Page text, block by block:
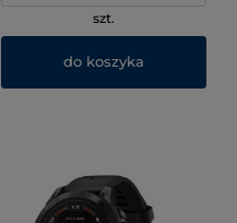
szt.
do koszyka